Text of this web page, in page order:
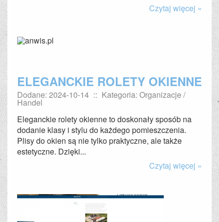
Czytaj więcej »
ELEGANCKIE ROLETY OKIENNE
Dodane: 2024-10-14 :: Kategoria: Organizacje /
Handel
Eleganckie rolety okienne to doskonały sposób na
dodanie klasy i stylu do każdego pomieszczenia.
Plisy do okien są nie tylko praktyczne, ale także
estetyczne. Dzięki...
Czytaj więcej »